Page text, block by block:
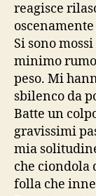
reagisce
Si sono
minimo
peso. Mi
sbilenco da
Batte un
gravissimi
mia
che ciondola
folla che